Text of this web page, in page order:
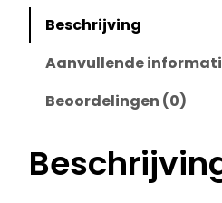
Beschrijving
Aanvullende
Beoordelingen (0)